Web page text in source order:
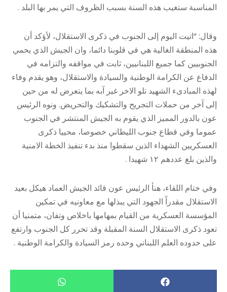
المناسبة ستغيب هذه السنة بسبب الظروف التي يمر بها البلد .
وقال: “اتيت اليوم إلى الجنوب في ذكرى الاستقلال، لأؤكد أن
هذه المنطقة الغالية هي في قلوبنا دائما، وان الجيش الذي يحمي
الجنوبيين كما جميع اللبنانيين، ثابت في مواقفه والتزامه في
الدفاع عن الكرامة الوطنية والسيادة والاستقلال، وهو يقدم وفاء
لهذه المبادىء الشهيد تلو الاخر غير آبه بما يتعرض له من حين
إلى آخر من حملات التجريح والتشكيك والتحريض. ونوه الرئيس
عون بالدور المميز الذي يقوم به الجيش المنتشر في الجنوب
عموما وفي قطاع جنوب الليطاني خصوصا، محييا ذكرى
العسكريين الشهداء الذين سقطوا منذ بدء تنفيذ الخطة الامنية
والذين بلغ عددهم ١٢ شهيدا .
وفي ختام اللقاء، هنأ الرئيس عون قائد الجيش العماد هيكل بعيد
الاستقلال مقدراً الجهود التي يبذلها مع معاونيه في تمكين
المؤسسة العسكرية من القيام بمهامها باخلاص وتفان، متمنيا أن
تعود ذكرى الاستقلال السنة المقبلة وقد تحرر كل الجنوب وارتفع
على حدوده العلم اللبناني وحده رمز السيادة والكرامة الوطنية .